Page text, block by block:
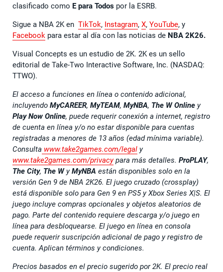
clasificado como E para Todos por la ESRB.
Sigue a NBA 2K en TikTok, Instagram, X, YouTube, y
Facebook para estar al día con las noticias de NBA 2K26.
Visual Concepts es un estudio de 2K. 2K es un sello
editorial de Take-Two Interactive Software, Inc. (NASDAQ:
TTWO).
El acceso a funciones en línea o contenido adicional,
incluyendo MyCAREER, MyTEAM, MyNBA, The W Online y
Play Now Online, puede requerir conexión a internet, registro
de cuenta en línea y/o no estar disponible para cuentas
registradas a menores de 13 años (edad mínima variable).
Consulta www.take2games.com/legal y
www.take2games.com/privacypara más detalles. ProPLAY,
The City, The WyMyNBA están disponibles solo en la
versión Gen 9 de NBA 2K26. El juego cruzado (crossplay)
está disponible solo para Gen 9 en PS5 y Xbox Series X|S. El
juego incluye compras opcionales y objetos aleatorios de
pago. Parte del contenido requiere descarga y/o juego en
línea para desbloquearse. El juego en línea en consola
puede requerir suscripción adicional de pago y registro de
cuenta. Aplican términos y condiciones.
Precios basados en el precio sugerido por 2K. El precio real